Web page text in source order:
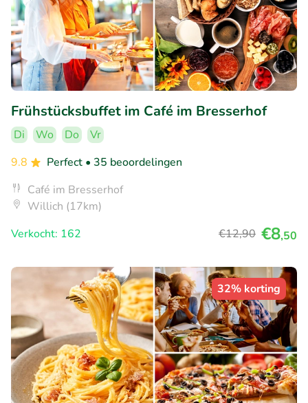
Frühstücksbuffet im Café im Bresserhof
Di Wo Do
Vr
9.8
Perfect • 35 beoordelingen
Café im Bresserhof
Willich (17km)
Verkocht: 162
€12,90 €8,50
32% korting